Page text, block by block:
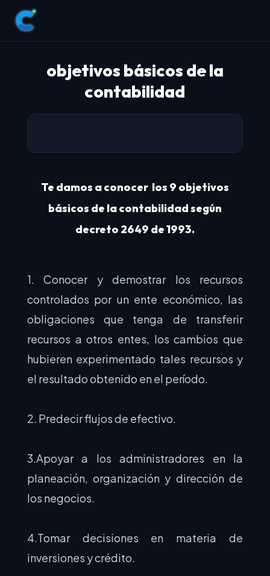
objetivos básicos de la
contabilidad
Te damos a conocer los 9 objetivos
básicos de la contabilidad según
decreto 2649 de 1993.
1. Conocer y demostrar los recursos
controlados por un ente económico, las
obligaciones que tenga de transferir
recursos a otros entes, los cambios que
hubieren experimentado tales recursos y
el resultado obtenido en el período.
2. Predecir flujos de efectivo.
3.Apoyar a los administradores en la
planeación, organización y dirección de
los negocios.
4.Tomar decisiones en materia de
inversiones y crédito.